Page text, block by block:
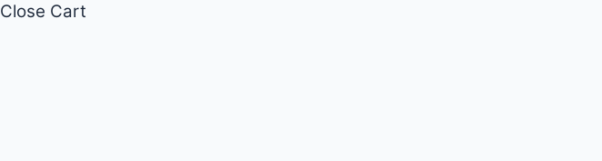
Close Cart